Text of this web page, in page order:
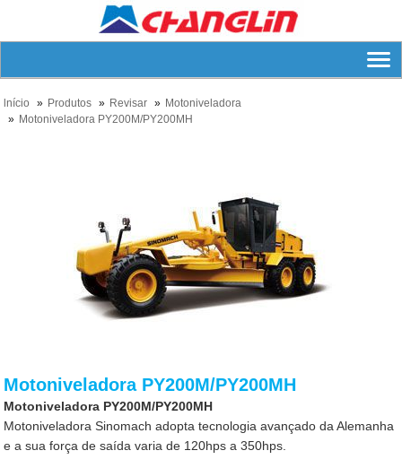
lnício Produtos Revisar
Motoniveladora
Motoniveladora PY200M/PY200MH
Motoniveladora PY200M/PY200MH
Motoniveladora PY200M/PY200MH
Motoniveladora Sinomach adopta tecnologia avançado da Alemanha
e a sua força de saída varia de 120hps a 350hps.